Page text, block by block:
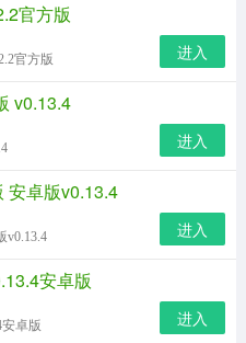
官方版
官方版 进入
v0.13.4
进入
安卓版v0.13.4
v0.13.4 进入
安卓版
卓版 进入